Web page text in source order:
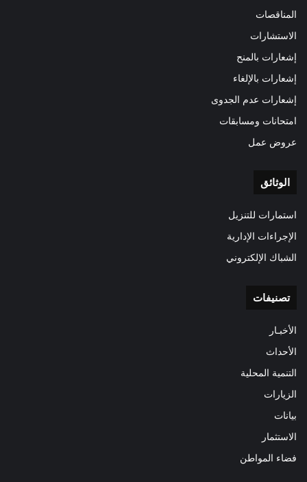
المناقصات
الاستشارات
إشعارات بالمنح
إشعارات بالإلغاء
إشعارات عدم الجدوى
امتحانات ومسابقات
عروض عمل
الوثائق
استمارات للتنزيل
الإجراءات الإدارية
الشباك الإلكتروني
تصنيفات
الأخبـار
الأحداث
التنمية المحلية
الزيارات
بيانات
الاستثمار
فضاء المواطن